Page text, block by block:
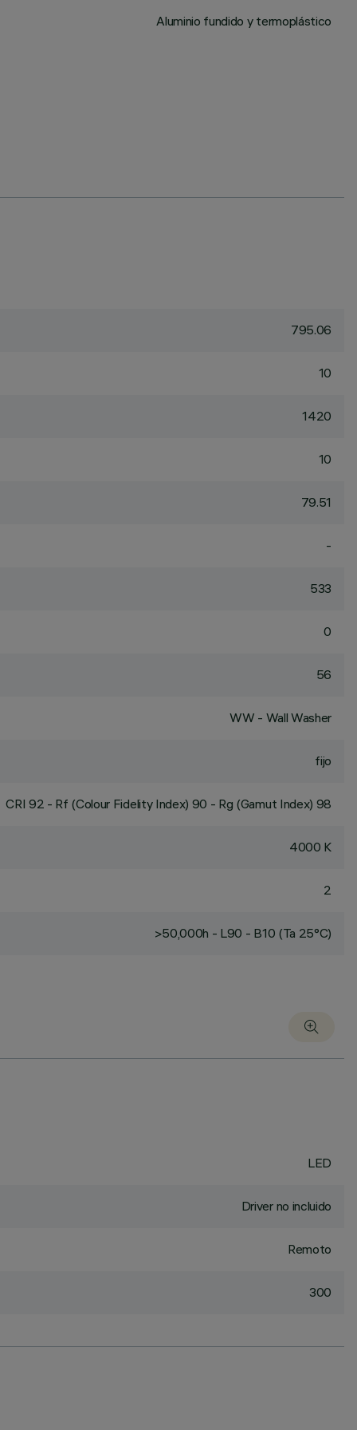
Aluminio fundido y termoplástico
795.06
10
1420
10
79.51
-
533
0
56
WW - Wall Washer
fijo
CRI 92 - Rf (Colour Fidelity Index) 90 - Rg (Gamut Index) 98
4000 K
2
>50,000h - L90 - B10 (Ta 25°C)
LED
Driver no incluido
Remoto
300